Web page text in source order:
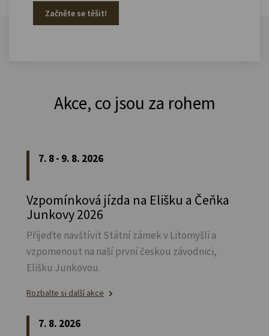
Začněte se těšit!
Akce, co jsou za rohem
7. 8 - 9. 8. 2026
Vzpomínková jízda na Elišku a Čeňka
Junkovy 2026
Přijeďte navštívit Státní zámek v Litomyšli a
vzpomenout na naší první českou závodnici,
Elišku Junkovou.
Rozbalte si další akce
7. 8. 2026